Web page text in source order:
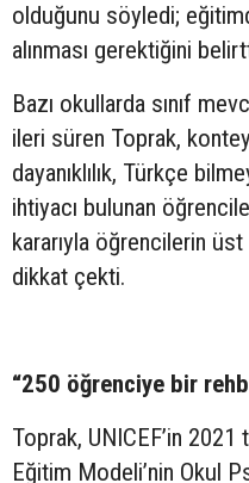
olduğunu söyledi;
alınması gerektiğini
Bazı okullarda sınıf
ileri süren Toprak,
dayanıklılık, Türkçe
ihtiyacı bulunan
kararıyla öğrencilerin üst
dikkat çekti.
“250 öğrenciye bir
Toprak, UNICEF’in 2021
Eğitim Modeli’nin Okul